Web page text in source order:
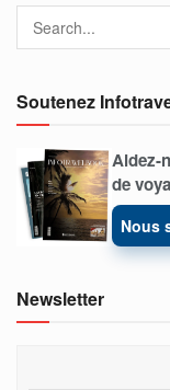
Soutenez
Aidez-
de
Nous
Newsletter